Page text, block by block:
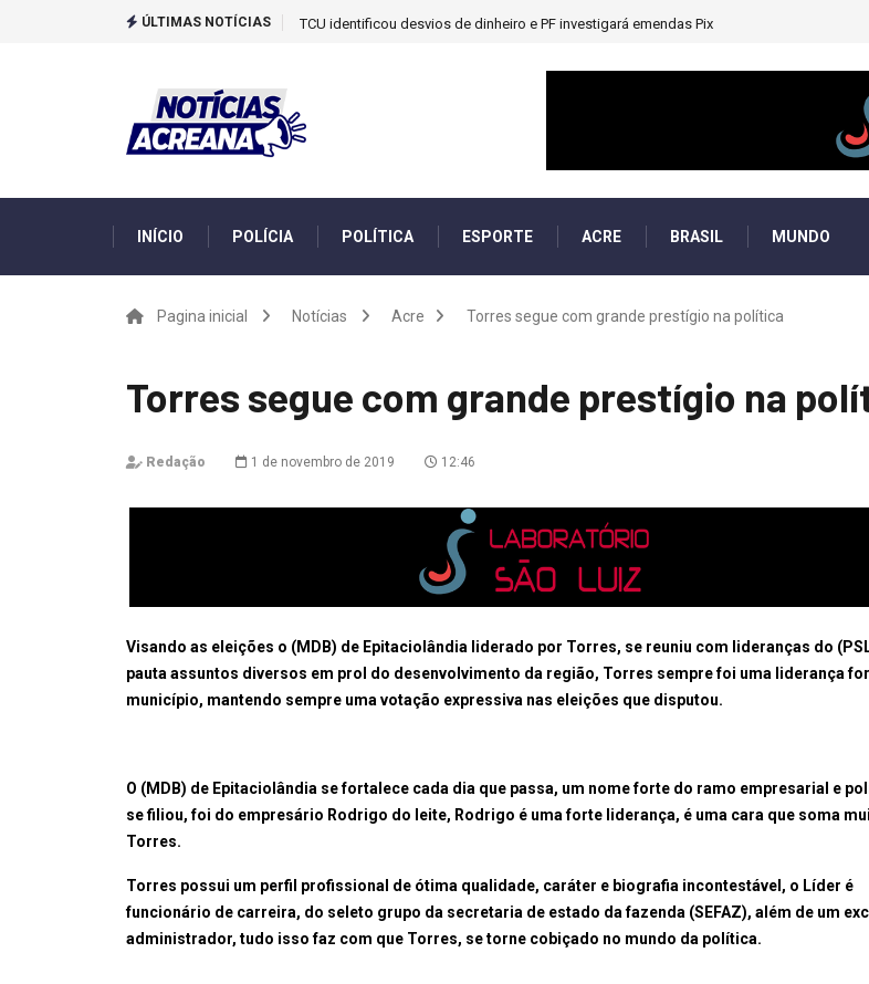
ÚLTIMAS NOTÍCIAS TCU identificou desvios de dinheiro e PF investigará emendas Pix
INÍCIO POLÍCIA POLÍTICA ESPORTE ACRE BRASIL MUNDO
Pagina inicial Notícias Acre Torres segue com grande prestígio na política
Torres segue com grande prestígio na
Redação 1 de novembro de 2019 12:46
Visando as eleições o (MDB) de Epitaciolândia liderado por Torres, se reuniu com lideranças do
pauta assuntos diversos em prol do desenvolvimento da região, Torres sempre foi uma liderança
município, mantendo sempre uma votação expressiva nas eleições que disputou.
O (MDB) de Epitaciolândia se fortalece cada dia que passa, um nome forte do ramo empresarial e
se filiou, foi do empresário Rodrigo do leite, Rodrigo é uma forte liderança, é uma cara que soma
Torres.
Torres possui um perfil profissional de ótima qualidade, caráter e biografia incontestável, o Líder é
funcionário de carreira, do seleto grupo da secretaria de estado da fazenda (SEFAZ), além de um
administrador, tudo isso faz com que Torres, se torne cobiçado no mundo da política.